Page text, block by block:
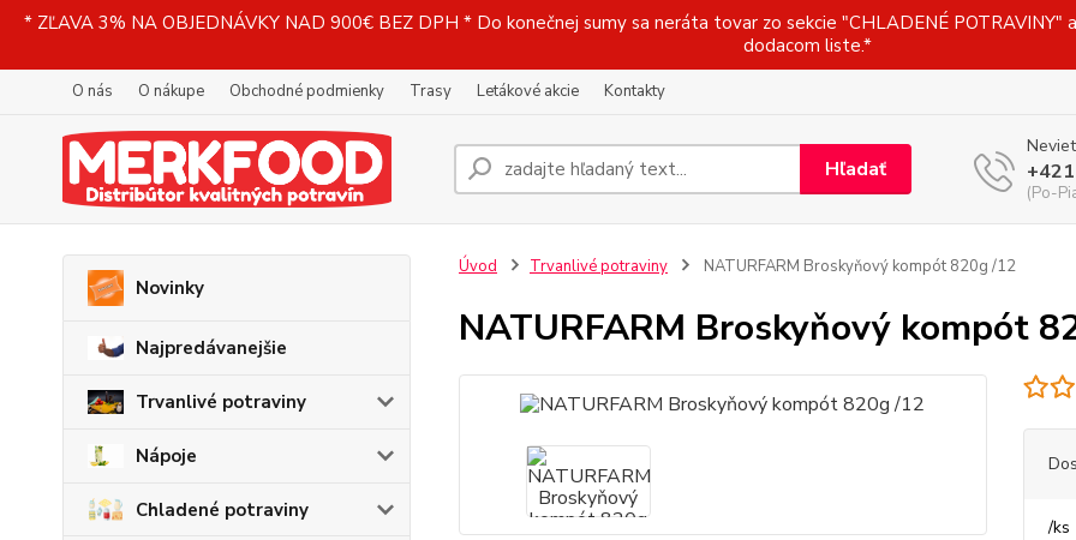
* ZĽAVA 3% NA OBJEDNÁVKY NAD 900€ BEZ DPH * Do konečnej sumy sa neráta tovar zo sekcie "CHLADENÉ
dodacom liste.*
O nás O nákupe Obchodné podmienky Trasy Letákové akcie Kontakty
Hľadať
(Po-
Novinky
Najpredávanejšie
Trvanlivé potraviny
Nápoje
Chladené potraviny
Úvod Trvanlivé potraviny NATURFARM Broskyňový kompót 820g /12
NATURFARM Broskyňový kompót
/ks